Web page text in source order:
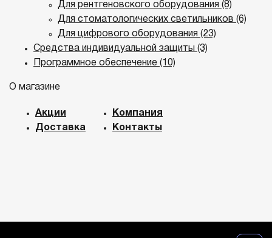
Для рентгеновского оборудования (8)
Для стоматологических светильников (6)
Для цифрового оборудования (23)
Средства индивидуальной защиты (3)
Программное обеспечение (10)
О магазине
Акции
Доставка
Компания
Контакты